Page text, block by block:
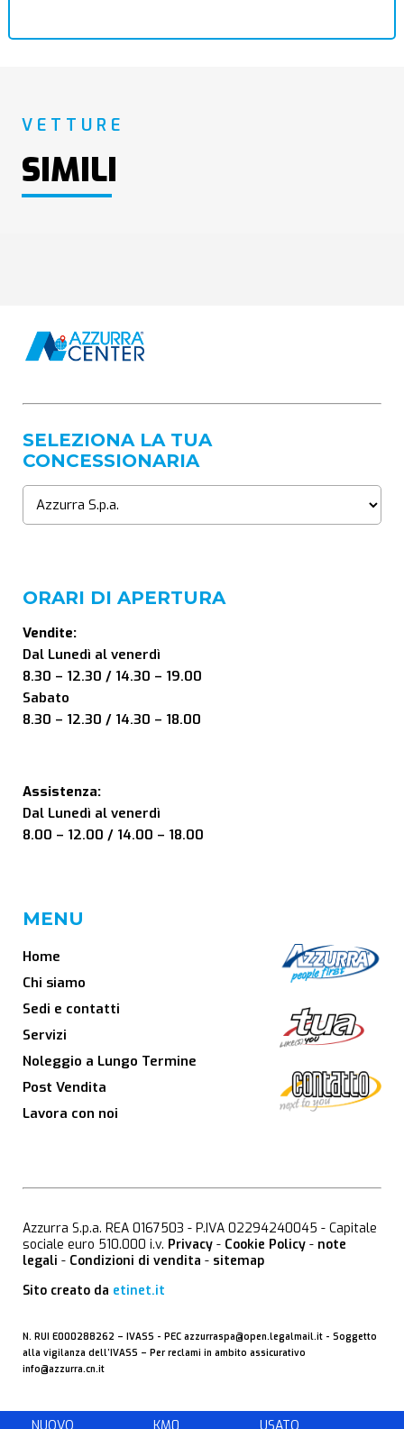
VETTURE
SIMILI
SELEZIONA LA TUA
CONCESSIONARIA
ORARI DI APERTURA
Vendite:
Dal Lunedì al venerdì
8.30 – 12.30 / 14.30 – 19.00
Sabato
8.30 – 12.30 / 14.30 – 18.00
Assistenza:
Dal Lunedì al venerdì
8.00 – 12.00 / 14.00 – 18.00
MENU
Home
Chi siamo
Sedi e contatti
Servizi
Noleggio a Lungo Termine
Post Vendita
Lavora con noi
Azzurra S.p.a. REA 0167503 - P.IVA 02294240045 - Capitale
sociale euro 510.000 i.v. Privacy - Cookie Policy - note
legali - Condizioni di vendita - sitemap
Sito creato da etinet.it
N. RUI E000288262 – IVASS - PEC azzurraspa@open.legalmail.it - Soggetto
alla vigilanza dell’IVASS – Per reclami in ambito assicurativo
info@azzurra.cn.it